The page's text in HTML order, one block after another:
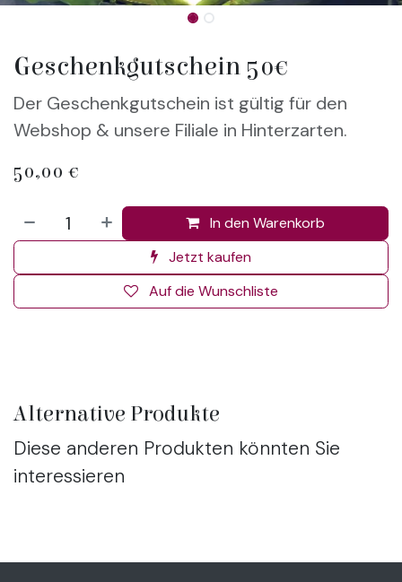
Geschenkgutschein 50€
Der Geschenkgutschein ist gültig für den
Webshop & unsere Filiale in Hinterzarten.
50,00 €
In den Warenkorb
Jetzt kaufen
Auf die Wunschliste
Alternative Produkte
Diese anderen Produkten könnten Sie
interessieren